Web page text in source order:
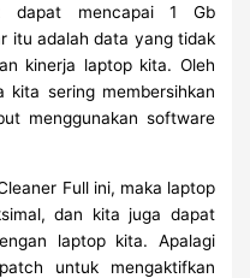
dapat mencapai 1 Gb
itu adalah data yang tidak
kinerja laptop kita. Oleh
kita sering membersihkan
menggunakan software
Full ini, maka laptop
dan kita juga dapat
laptop kita. Apalagi
untuk mengaktifkan